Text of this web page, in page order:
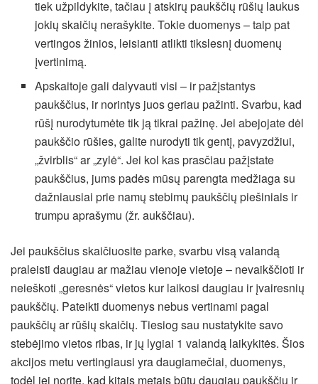
tiek užpildykite, tačiau į atskirų paukščių rūšių laukus
jokių skaičių nerašykite. Tokie duomenys – taip pat
vertingos žinios, leisianti atlikti tikslesnį duomenų
įvertinimą.
Apskaitoje gali dalyvauti visi – ir pažįstantys
paukščius, ir norintys juos geriau pažinti. Svarbu, kad
rūšį nurodytumėte tik ją tikrai pažinę. Jei abejojate dėl
paukščio rūšies, galite nurodyti tik gentį, pavyzdžiui,
„žvirblis“ ar „zylė“. Jei kol kas prasčiau pažįstate
paukščius, jums padės mūsų parengta medžiaga su
dažniausiai prie namų stebimų paukščių piešiniais ir
trumpu aprašymu (žr. aukščiau).
Jei paukščius skaičiuosite parke, svarbu visą valandą
praleisti daugiau ar mažiau vienoje vietoje – nevaikščioti ir
neieškoti „geresnės“ vietos kur laikosi daugiau ir įvairesnių
paukščių. Pateikti duomenys nebus vertinami pagal
paukščių ar rūšių skaičių. Tiesiog sau nustatykite savo
stebėjimo vietos ribas, ir jų lygiai 1 valandą laikykitės. Šios
akcijos metu vertingiausi yra daugiamečiai, duomenys,
todėl jei norite, kad kitais metais būtų daugiau paukščių ir